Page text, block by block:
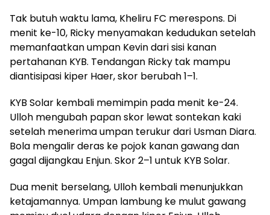
Tak butuh waktu lama, Kheliru FC merespons. Di
menit ke-10, Ricky menyamakan kedudukan setelah
memanfaatkan umpan Kevin dari sisi kanan
pertahanan KYB. Tendangan Ricky tak mampu
diantisipasi kiper Haer, skor berubah 1–1.
KYB Solar kembali memimpin pada menit ke-24.
Ulloh mengubah papan skor lewat sontekan kaki
setelah menerima umpan terukur dari Usman Diara.
Bola mengalir deras ke pojok kanan gawang dan
gagal dijangkau Enjun. Skor 2–1 untuk KYB Solar.
Dua menit berselang, Ulloh kembali menunjukkan
ketajamannya. Umpan lambung ke mulut gawang